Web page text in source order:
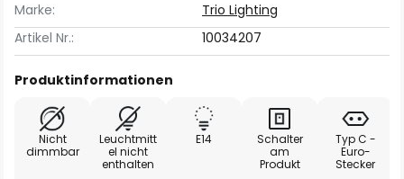
Marke:
Trio Lighting
Artikel Nr.:
10034207
Produktinformationen
Nicht
dimmbar
Leuchtmitt
el nicht
enthalten
E14
Schalter
am
Produkt
Typ C -
Euro-
Stecker